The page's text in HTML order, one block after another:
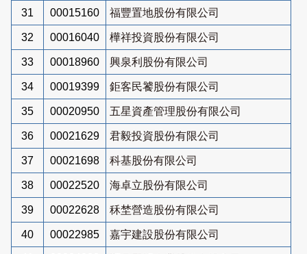
31 00015160 福豐置地股份有限公司
32 00016040 樺祥投資股份有限公司
33 00018960 興泉利股份有限公司
34 00019399 鉅客民饕股份有限公司
35 00020950 五星資產管理股份有限公司
36 00021629 君毅投資股份有限公司
37 00021698 科基股份有限公司
38 00022520 海卓立股份有限公司
39 00022628 秝埜營造股份有限公司
40 00022985 嘉宇建設股份有限公司